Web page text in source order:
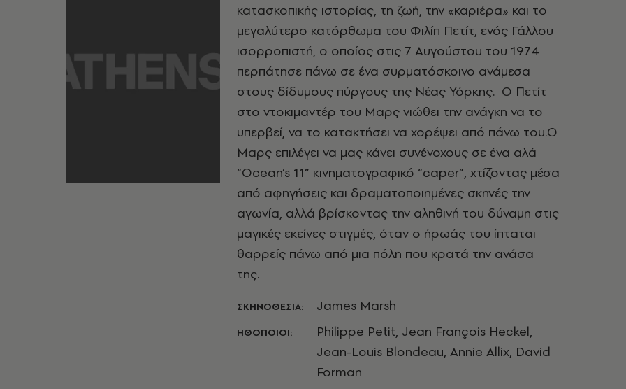
κατασκοπικής ιστορίας, τη ζωή, την «καριέρα» και το
μεγαλύτερο κατόρθωμα του Φιλίπ Πετίτ, ενός Γάλλου
ισορροπιστή, ο οποίος στις 7 Αυγούστου του 1974
περπάτησε πάνω σε ένα συρματόσκοινο ανάμεσα
στους δίδυμους πύργους της Νέας Υόρκης. Ο Πετίτ
στο ντοκιμαντέρ του Μαρς νιώθει την ανάγκη να το
υπερβεί, να το κατακτήσει να χορέψει από πάνω του.Ο
Μαρς επιλέγει να μας κάνει συνένοχους σε ένα αλά
“Ocean’s 11” κινηματογραφικό “caper”, χτίζοντας μέσα
από αφηγήσεις και δραματοποιημένες σκηνές την
αγωνία, αλλά βρίσκοντας την αληθινή του δύναμη στις
μαγικές εκείνες στιγμές, όταν ο ήρωάς του ίπταται
θαρρείς πάνω από μια πόλη που κρατά την ανάσα
της.
ΣΚΗΝΟΘΕΣΙΑ: James Marsh
ΗΘΟΠΟΙΟΙ:
Philippe Petit, Jean François Heckel,
Jean-Louis Blondeau, Annie Allix, David
Forman